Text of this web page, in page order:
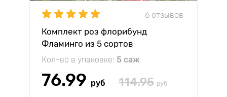
6 отзывов
Комплект роз флорибунд
Фламинго из 5 сортов
Кол-во в упаковке: 5 саж
76.99 руб 114.95 руб